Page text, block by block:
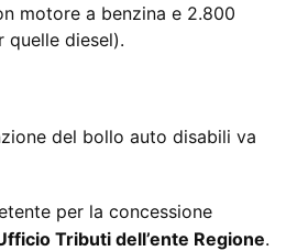
motore a benzina e 2.800
quelle diesel).
del bollo auto disabili va
per la concessione
Tributi dell’ente Regione.